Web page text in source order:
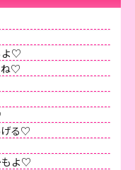
よ♡
ね♡
げる♡
もよ♡